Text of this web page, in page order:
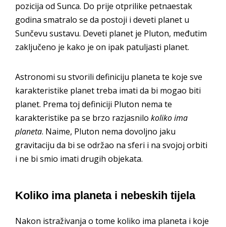
pozicija od Sunca. Do prije otprilike petnaestak
godina smatralo se da postoji i deveti planet u
Sunčevu sustavu. Deveti planet je Pluton, međutim
zaključeno je kako je on ipak patuljasti planet.
Astronomi su stvorili definiciju planeta te koje sve
karakteristike planet treba imati da bi mogao biti
planet. Prema toj definiciji Pluton nema te
karakteristike pa se brzo razjasnilo koliko ima
planeta. Naime, Pluton nema dovoljno jaku
gravitaciju da bi se održao na sferi i na svojoj orbiti
i ne bi smio imati drugih objekata.
Koliko ima planeta i nebeskih tijela
Nakon istraživanja o tome koliko ima planeta i koje